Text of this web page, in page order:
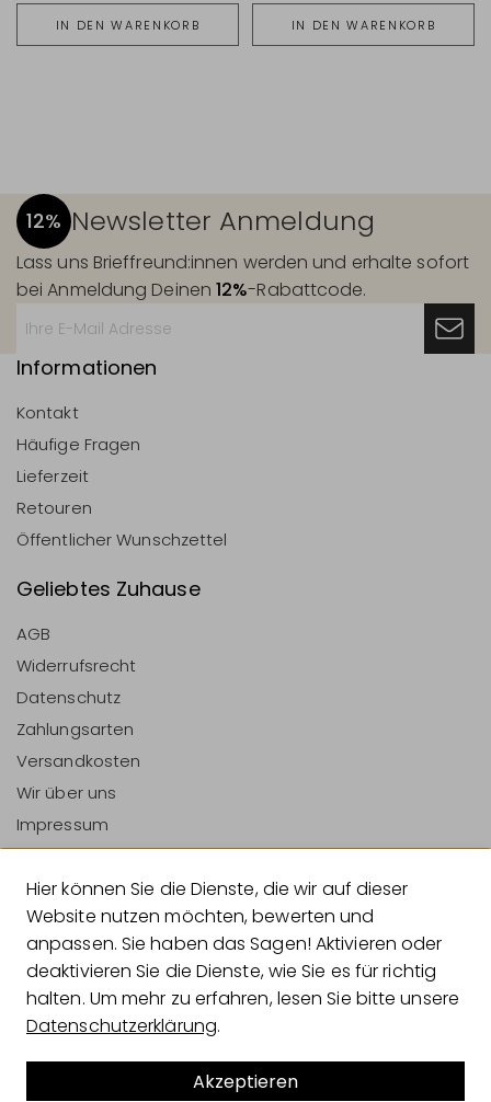
IN DEN WARENKORB IN DEN WARENKORB
12% Newsletter Anmeldung
Lass uns Brieffreund:innen werden und erhalte sofort
bei Anmeldung Deinen12%-Rabattcode.
Informationen
Kontakt
Häufige Fragen
Lieferzeit
Retouren
Öffentlicher Wunschzettel
Geliebtes Zuhause
AGB
Widerrufsrecht
Datenschutz
Zahlungsarten
Versandkosten
Wir über uns
Impressum
Vertrag Widerrufen
Zahlungsarten
Versandarten
Hier können Sie die Dienste, die wir auf dieser
Website nutzen möchten, bewerten und
anpassen. Sie haben das Sagen! Aktivieren oder
deaktivieren Sie die Dienste, wie Sie es für richtig
halten. Um mehr zu erfahren, lesen Sie bitte unsere
Datenschutzerklärung.
Akzeptieren